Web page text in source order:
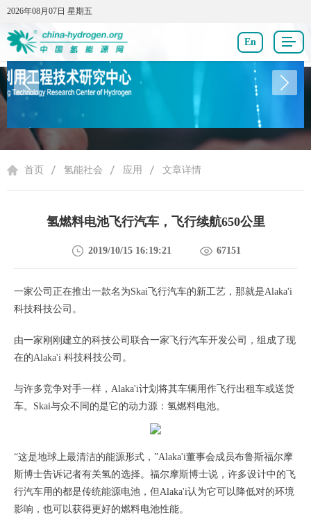
2026年08月07日 星期五
2026年08月07日 星期五
En
首页 氢能社会 应用 文章详情
氢燃料电池飞行汽车，飞行续航650公里
2019/10/15 16:19:21 67151
一家公司正在推出一款名为Skai飞行汽车的新工艺，那就是Alaka'i
科技科技公司。
由一家刚刚建立的科技公司联合一家飞行汽车开发公司，组成了现
在的Alaka'i 科技科技公司。
与许多竞争对手一样，Alaka'i计划将其车辆用作飞行出租车或送货
车。Skai与众不同的是它的动力源：氢燃料电池。
“这是地球上最清洁的能源形式，”Alaka'i董事会成员布鲁斯福尔摩
斯博士告诉记者有关氢的选择。福尔摩斯博士说，许多设计中的飞
行汽车用的都是传统能源电池，但Alaka'i认为它可以降低对的环境
影响，也可以获得更好的燃料电池性能。